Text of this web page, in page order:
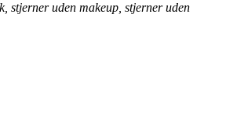
stjerner uden makeup, stjerner uden